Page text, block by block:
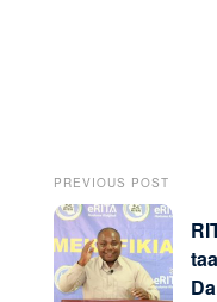
PREVIOUS POST